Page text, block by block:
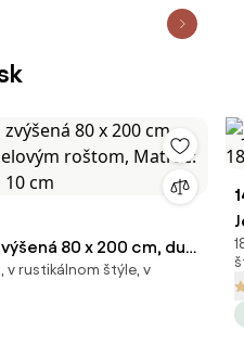
80 x 200 cm, dub
roštom, Matrac:
cm
v rustikálnom štýle, v